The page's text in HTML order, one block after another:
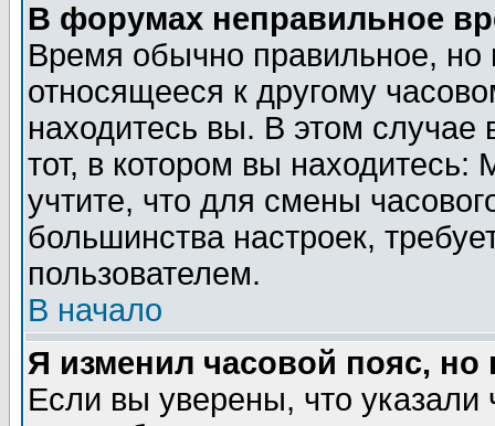
В форумах неправильное
Время обычно правильное,
относящееся к другому
находитесь вы. В этом
тот, в котором вы
учтите, что для смены
большинства настроек,
пользователем.
В начало
Я изменил часовой пояс,
Если вы уверены, что указали